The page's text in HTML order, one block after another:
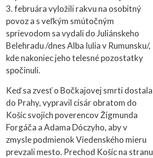
3. februára vyložili rakvu na osobitný
povoz a s veľkým smútočným
sprievodom sa vydali do Juliánskeho
Belehradu /dnes Alba Iulia v Rumunsku/,
kde nakoniec jeho telesné pozostatky
spočinuli.
Keď sa zvesť o Bočkajovej smrti dostala
do Prahy, vypravil cisár obratom do
Košíc svojich poverencov Žigmunda
Forgáča a Adama Dóczyho, aby v
zmysle podmienok Viedenského mieru
prevzali mesto. Prechod Košíc na stranu